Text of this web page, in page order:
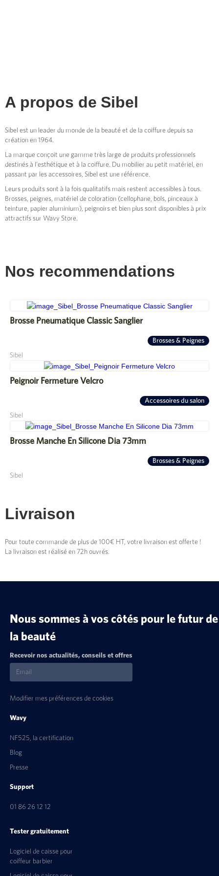
A propos de Sibel
Sibel est un leader du monde de la beauté et de la coiffure depuis sa
création en 1964.
La marque conçoit une gamme très large de produits professionnels
destinés à l'esthétique et à la coiffure. Du mobilier au petit matériel, en
passant par les accessoires, Sibel est une référence.
Leurs produits sont à la fois qualitatifs mais restent accessibles à tous.
Brosses, peignes, matériel de coloration (cellophane, bols, pinceaux à
teinture, papier aluminium), peignoirs et bien plus sont disponibles à prix
attractifs sur Wavy Store.
Nos recommendations
Brosse Pneumatique Classic Sanglier
Brosses & Peignes
Sibel
Peignoir Fermeture Velcro
Accessoires du salon
Sibel
Brosse Manche En Silicone Dia 73mm
Brosses & Peignes
Sibel
Livraison
Pour toute commande de plus de 100€ HT, votre livraison est offerte !
La livraison est réalisé en 72h ouvrés.
Nous sommes à vos côtés pour le futur de
la beauté
Recevoir nos actualités, conseils et offres
Modifier mes préférences de cookies
Wavy
NF525, la certification
Blog
Presse
Support
01 86 26 12 12
Tester gratuitement
Logiciel de caisse pour
coiffeur barbier